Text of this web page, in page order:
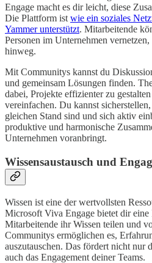
Engage macht es dir leicht, diese
Die Plattform istwie ein soziales
Yammer unterstützt. Mitarbeitende
Personen im Unternehmen
hinweg.
Mit Communitys kannst du
und gemeinsam Lösungen finden.
dabei, Projekte effizienter zu
vereinfachen. Du kannst
gleichen Stand sind und sich aktiv
produktive und harmonische
Unternehmen voranbringt.
Wissensaustausch und
Wissen ist eine der wertvollsten
Microsoft Viva Engage bietet dir eine
Mitarbeitende ihr Wissen teilen und
Communitys ermöglichen es,
auszutauschen. Das fördert nicht nur
auch das Engagement deiner Teams.